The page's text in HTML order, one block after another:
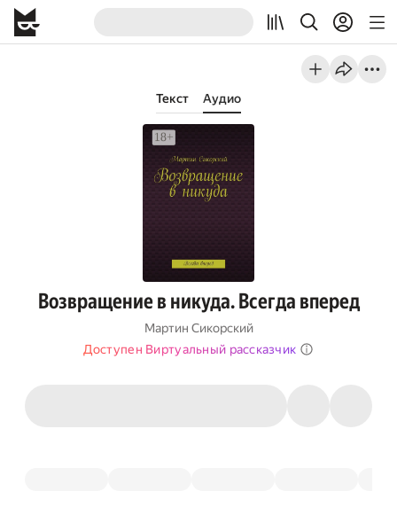
Текст Аудио
Возвращение в никуда. Всегда вперед
Мартин Сикорский
Доступен Виртуальный рассказчик